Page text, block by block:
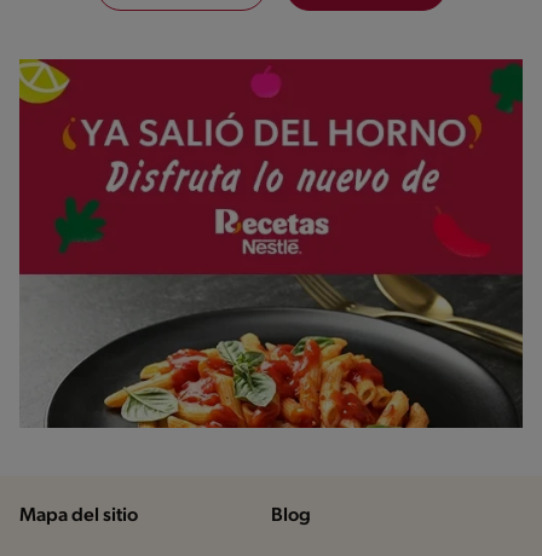
Mapa del sitio Blog